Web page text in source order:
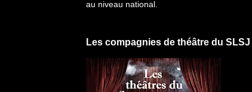
au niveau national.
Les compagnies de théâtre du SLSJ